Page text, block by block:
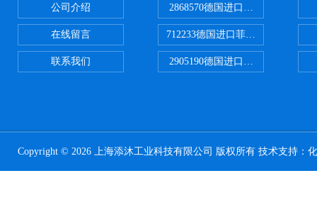
公司介绍
在线留言
联系我们
2868570德国进口菲尼克斯电源
712233德国进口菲尼克斯断路器
2905190德国进口菲尼克斯继电器
Copyright © 2026 上海添沐工业科技有限公司 版权所有 技术支持：